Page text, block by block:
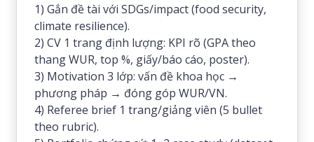
1) Gắn đề tài với SDGs/impact (food security,
climate resilience).
2) CV 1 trang định lượng: KPI rõ (GPA theo
thang WUR, top %, giấy/báo cáo, poster).
3) Motivation 3 lớp: vấn đề khoa học →
phương pháp → đóng góp WUR/VN.
4) Referee brief 1 trang/giảng viên (5 bullet
theo rubric).